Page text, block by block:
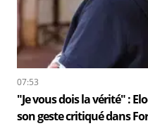
07:53
"Je vous dois la vérité" :
son geste critiqué dans